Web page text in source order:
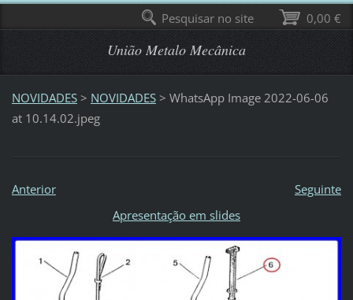
União Metalo Mecânica
NOVIDADES > NOVIDADES > WhatsApp Image 2022-06-06
at 10.14.02.jpeg
Anterior
Seguinte
Apresentação em slides
0,00 €
Pesquisar no site